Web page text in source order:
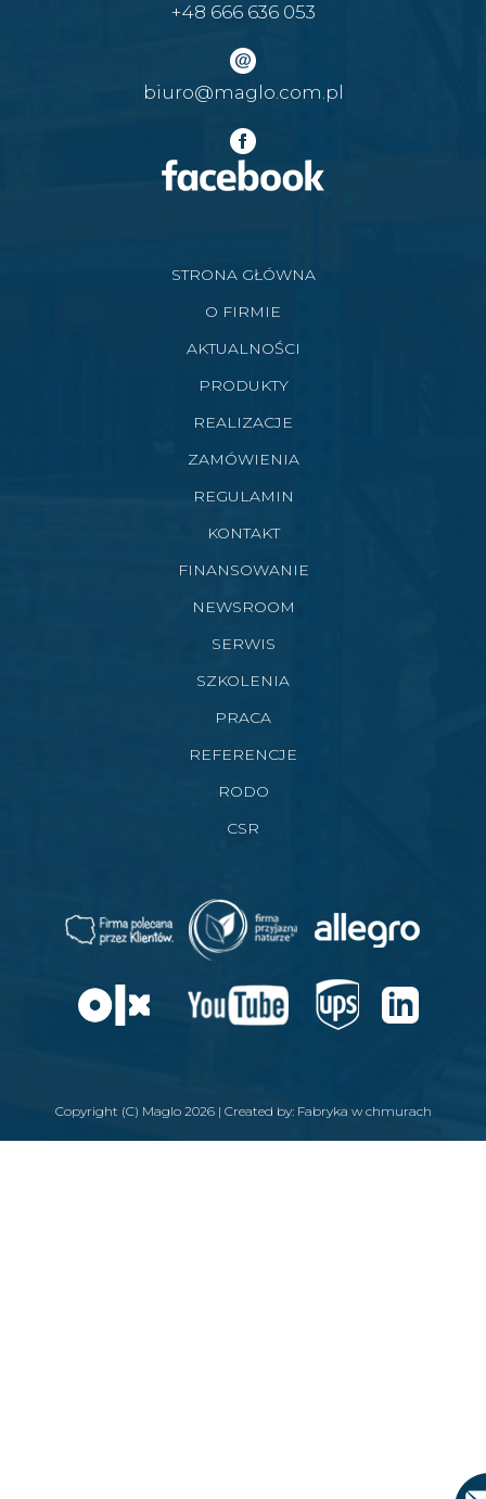
+48 666 636 053
biuro@maglo.com.pl
STRONA GŁÓWNA
O FIRMIE
AKTUALNOŚCI
PRODUKTY
REALIZACJE
ZAMÓWIENIA
REGULAMIN
KONTAKT
FINANSOWANIE
NEWSROOM
SERWIS
SZKOLENIA
PRACA
REFERENCJE
RODO
CSR
Copyright (C) Maglo 2026 | Created by: Fabryka w chmurach